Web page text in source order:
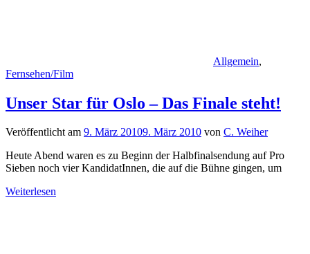
Allgemein,
Fernsehen/Film
Unser Star für Oslo – Das Finale steht!
Veröffentlicht am 9. März 20109. März 2010 von C. Weiher
Heute Abend waren es zu Beginn der Halbfinalsendung auf Pro
Sieben noch vier KandidatInnen, die auf die Bühne gingen, um
Weiterlesen